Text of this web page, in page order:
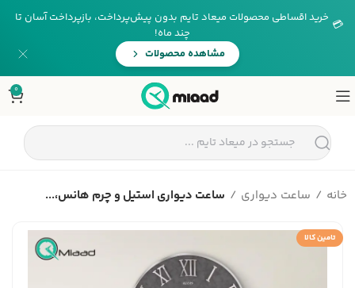
💳 خرید اقساطی محصولات میعاد تایم بدون پیش‌پرداخت، بازپرداخت آسان تا
چند ماه!
مشاهده محصولات
0
خانه ساعت دیواری ساعت دیواری استیل و چرم هانس،...
تامین کالا